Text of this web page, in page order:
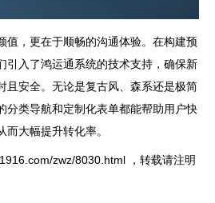
值，更在于顺畅的沟通体验。在构建预
引入了鸿运通系统的技术支持，确保新
且安全。无论是复古风、森系还是极简
分类导航和定制化表单都能帮助用户快
大幅提升转化率。
zwz/8030.html
，转载请注明